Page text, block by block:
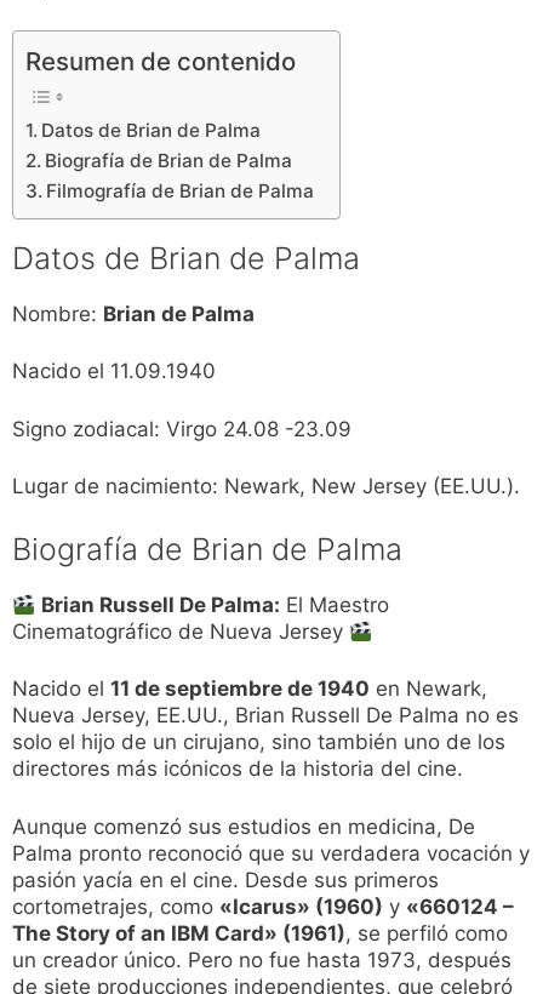
Resumen de contenido
Datos de Brian de Palma
Biografía de Brian de Palma
Filmografía de Brian de Palma
Datos de Brian de Palma
Nombre: Brian de Palma
Nacido el 11.09.1940
Signo zodiacal: Virgo 24.08 -23.09
Lugar de nacimiento: Newark, New Jersey (EE.UU.).
Biografía de Brian de Palma
Brian Russell De Palma: El Maestro
Cinematográfico de Nueva Jersey
Nacido el 11 de septiembre de 1940 en Newark,
Nueva Jersey, EE.UU., Brian Russell De Palma no es
solo el hijo de un cirujano, sino también uno de los
directores más icónicos de la historia del cine.
Aunque comenzó sus estudios en medicina, De
Palma pronto reconoció que su verdadera vocación y
pasión yacía en el cine. Desde sus primeros
cortometrajes, como «Icarus» (1960) y «660124 –
The Story of an IBM Card» (1961), se perfiló como
un creador único. Pero no fue hasta 1973, después
de siete producciones independientes, que celebró